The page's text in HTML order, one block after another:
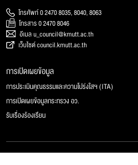
โทรศัพท์ 0 2470 8035, 8040, 8063
โทรสาร 0 2470 8046
อีเมล u_council@kmutt.ac.th
เว็บไซต์ council.kmutt.ac.th
การเปิดเผยข้อมูล
การประเมินคุณธรรมและความโปร่งใสฯ (ITA)
การเปิดเผยข้อมูลกระทรวง อว.
รับเรื่องร้องเรียน